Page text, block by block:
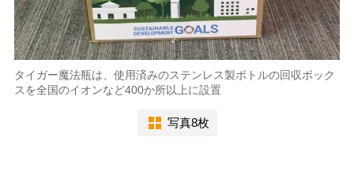
タイガー魔法瓶は、使用済みのステンレス製ボトルの回収ボック
スを全国のイオンなど400か所以上に設置
写真8枚